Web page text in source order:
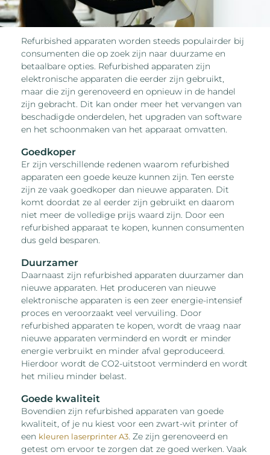
Refurbished apparaten worden steeds populairder bij
consumenten die op zoek zijn naar duurzame en
betaalbare opties. Refurbished apparaten zijn
elektronische apparaten die eerder zijn gebruikt,
maar die zijn gerenoveerd en opnieuw in de handel
zijn gebracht. Dit kan onder meer het vervangen van
beschadigde onderdelen, het upgraden van software
en het schoonmaken van het apparaat omvatten.
Goedkoper
Er zijn verschillende redenen waarom refurbished
apparaten een goede keuze kunnen zijn. Ten eerste
zijn ze vaak goedkoper dan nieuwe apparaten. Dit
komt doordat ze al eerder zijn gebruikt en daarom
niet meer de volledige prijs waard zijn. Door een
refurbished apparaat te kopen, kunnen consumenten
dus geld besparen.
Duurzamer
Daarnaast zijn refurbished apparaten duurzamer dan
nieuwe apparaten. Het produceren van nieuwe
elektronische apparaten is een zeer energie-intensief
proces en veroorzaakt veel vervuiling. Door
refurbished apparaten te kopen, wordt de vraag naar
nieuwe apparaten verminderd en wordt er minder
energie verbruikt en minder afval geproduceerd.
Hierdoor wordt de CO2-uitstoot verminderd en wordt
het milieu minder belast.
Goede kwaliteit
Bovendien zijn refurbished apparaten van goede
kwaliteit, of je nu kiest voor een zwart-wit printer of
een kleuren laserprinter A3. Ze zijn gerenoveerd en
getest om ervoor te zorgen dat ze goed werken. Vaak